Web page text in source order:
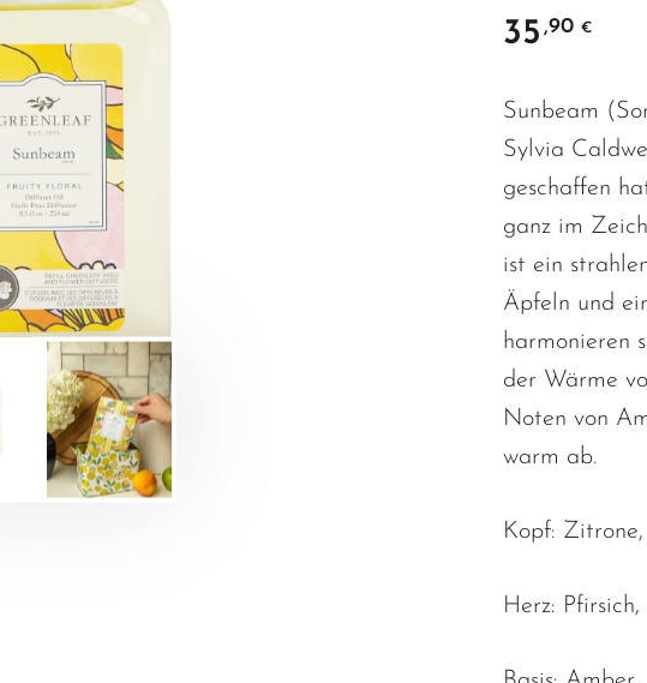
35 ,90 €
Sunbeam
Sylvia
geschaffen
ganz im
ist ein
Äpfeln und
harmonieren
der Wärme
Noten von
warm ab.
Kopf:
Herz: